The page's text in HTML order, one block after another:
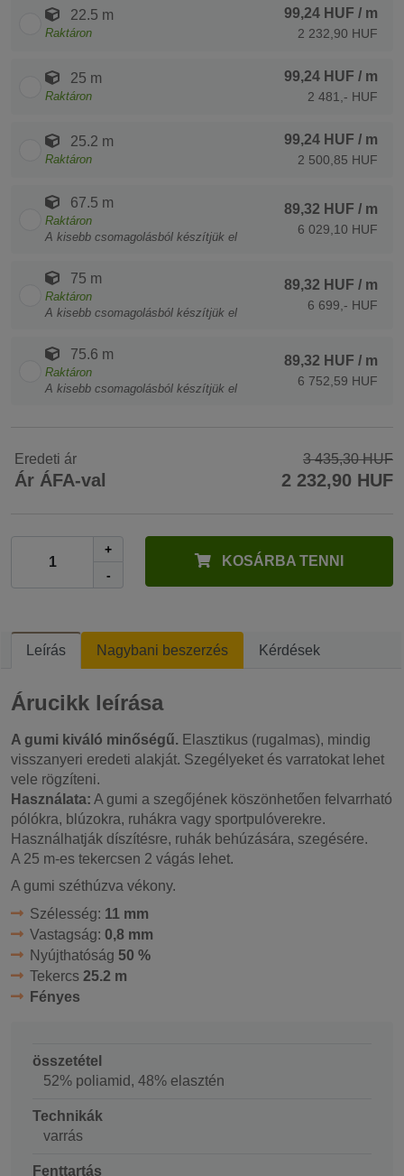
22.5 m
Raktáron
99,24 HUF / m
2 232,90 HUF
25 m
Raktáron
99,24 HUF / m
2 481,- HUF
25.2 m
Raktáron
99,24 HUF / m
2 500,85 HUF
67.5 m
Raktáron
A kisebb csomagolásból készítjük el
89,32 HUF / m
6 029,10 HUF
75 m
Raktáron
A kisebb csomagolásból készítjük el
89,32 HUF / m
6 699,- HUF
75.6 m
Raktáron
A kisebb csomagolásból készítjük el
89,32 HUF / m
6 752,59 HUF
Eredeti ár 3 435,30 HUF
Ár ÁFA-val 2 232,90 HUF
+
-
KOSÁRBA TENNI
Leírás Nagybani beszerzés Kérdések
Árucikk leírása
A gumi kiváló minőségű. Elasztikus (rugalmas), mindig
visszanyeri eredeti alakját. Szegélyeket és varratokat lehet
vele rögzíteni.
Használata: A gumi a szegőjének köszönhetően felvarrható
pólókra, blúzokra, ruhákra vagy sportpulóverekre.
Használhatják díszítésre, ruhák behúzására, szegésére.
A 25 m-es tekercsen 2 vágás lehet.
A gumi széthúzva vékony.
Szélesség: 11 mm
Vastagság: 0,8 mm
Nyújthatóság 50 %
Tekercs 25.2 m
Fényes
összetétel
52% poliamid, 48% elasztén
Technikák
varrás
Fenttartás